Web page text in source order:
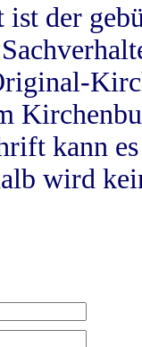
der
kann
wird